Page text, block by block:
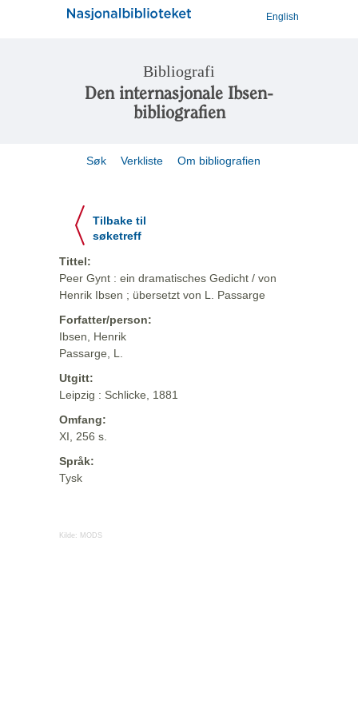
English
Bibliografi
Den internasjonale Ibsen-
bibliografien
Søk Verkliste Om bibliografien
Tilbake til
søketreff
Tittel:
Peer Gynt : ein dramatisches Gedicht / von
Henrik Ibsen ; übersetzt von L. Passarge
Forfatter/person:
Ibsen, Henrik
Passarge, L.
Utgitt:
Leipzig : Schlicke, 1881
Omfang:
XI, 256 s.
Språk:
Tysk
Kilde: MODS